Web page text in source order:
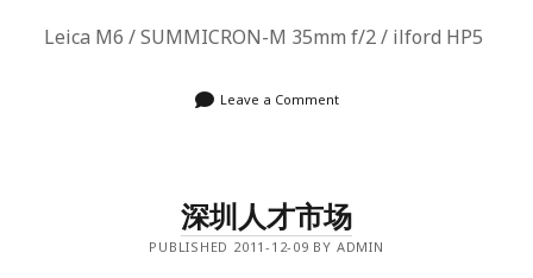
Leica M6 / SUMMICRON-M 35mm f/2 / ilford HP5
Leave a Comment
深圳人才市场
PUBLISHED 2011-12-09 BY ADMIN